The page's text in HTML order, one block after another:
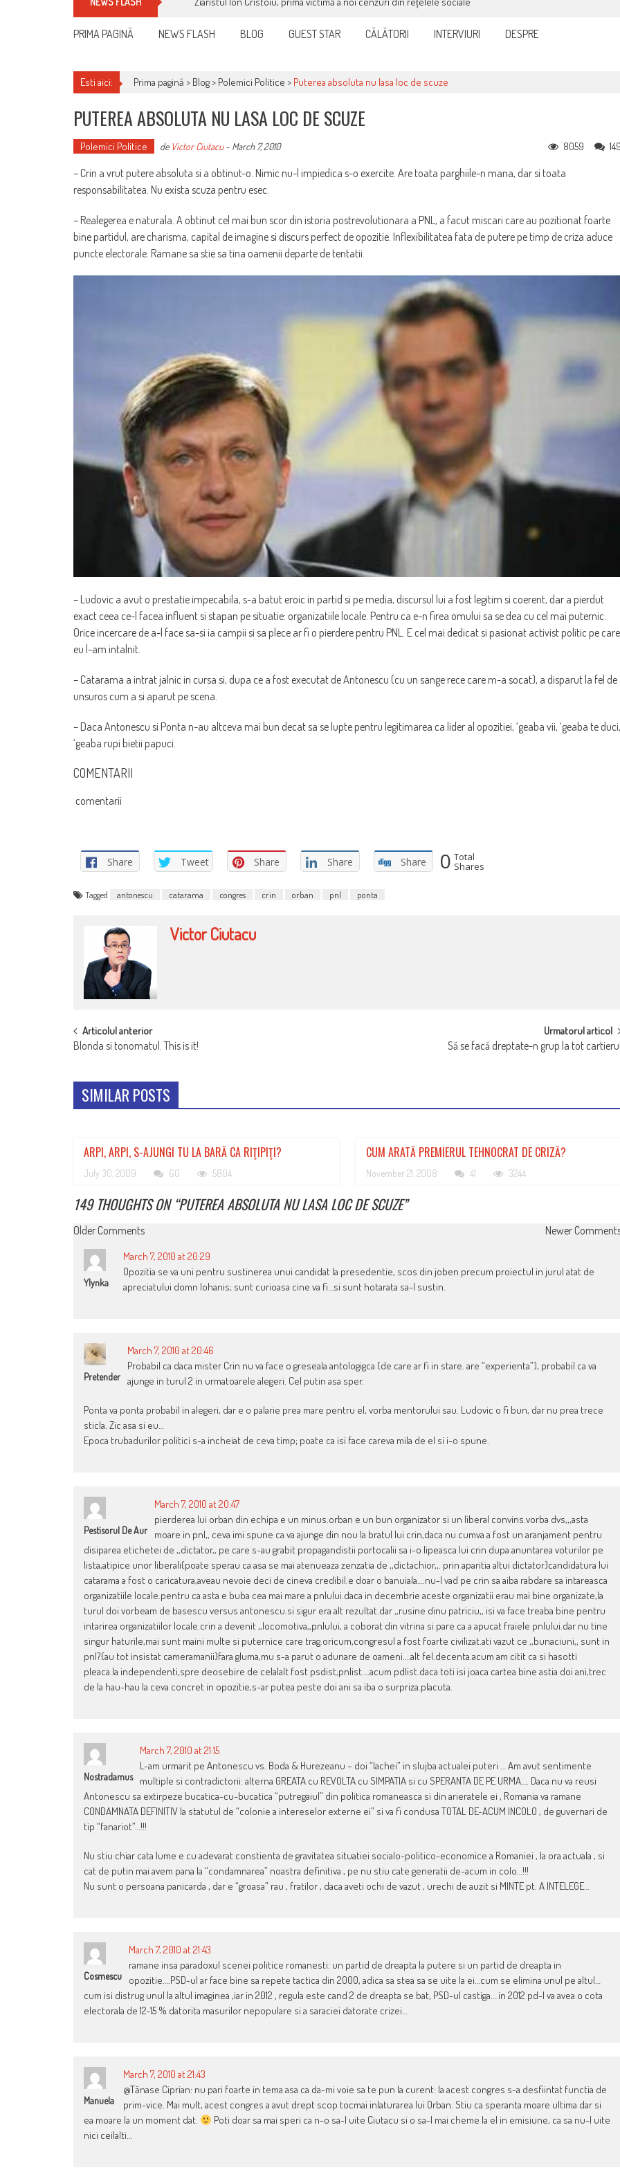
PRIMA PAGINĂ NEWS FLASH BLOG GUEST STAR CĂLĂTORII INTERVIURI DESPRE
Esti aici: Prima pagină > Blog> Polemici Politice > Puterea absoluta nu lasa loc de scuze
PUTEREA ABSOLUTA NU LASA LOC DE SCUZE
Polemici Politice de Victor Ciutacu- March 7, 2010 8059
– Crin a vrut putere absoluta si a obtinut-o. Nimic nu-l impiedica s-o exercite. Are toata parghiile-n mana, dar si toata
responsabilitatea. Nu exista scuza pentru esec.
– Realegerea e naturala. A obtinut cel mai bun scor din istoria postrevolutionara a PNL, a facut miscari care au pozitionat foarte
bine partidul, are charisma, capital de imagine si discurs perfect de opozitie. Inflexibilitatea fata de putere pe timp de criza aduce
puncte electorale. Ramane sa stie sa tina oamenii departe de tentatii.
– Ludovic a avut o prestatie impecabila, s-a batut eroic in partid si pe media, discursul lui a fost legitim si coerent, dar a pierdut
exact ceea ce-l facea influent si stapan pe situatie: organizatiile locale. Pentru ca e-n firea omului sa se dea cu cel mai puternic.
Orice incercare de a-l face sa-si ia campii si sa plece ar fi o pierdere pentru PNL. E cel mai dedicat si pasionat activist politic pe care
eu l-am intalnit.
– Catarama a intrat jalnic in cursa si, dupa ce a fost executat de Antonescu (cu un sange rece care m-a socat), a disparut la fel de
unsuros cum a si aparut pe scena.
– Daca Antonescu si Ponta n-au altceva mai bun decat sa se lupte pentru legitimarea ca lider al opozitiei, ‘geaba vii, ‘geaba te duci,
‘geaba rupi bietii papuci.
COMENTARII
comentarii
Share Tweet Share Share Share 0 Total
Shares
Tagged antonescu catarama congres crin orban pnl ponta
Victor Ciutacu
POST
NAVIGATION
Articolul anterior
Blonda si tonomatul. This is it!
Urmatorul articol
Să se facă dreptate-n grup la tot
SIMILAR POSTS
ARPI, ARPI, S-AJUNGI TU LA BARĂ CA RIŢIPIŢI?
July 30, 2009 60 5804
CUM ARATĂ PREMIERUL TEHNOCRAT DE CRIZĂ?
November 21, 2008 41 3244
149 THOUGHTS ON “PUTEREA ABSOLUTA NU LASA LOC DE SCUZE”
COMMENT
NAVIGATION
Older Comments Newer
Ylynka
March 7, 2010 at 20:29
Opozitia se va uni pentru sustinerea unui candidat la presedentie, scos din joben precum proiectul in jurul atat de
apreciatului domn Iohanis; sunt curioasa cine va fi…si sunt hotarata sa-l sustin.
Pretender
March 7, 2010 at 20:46
Probabil ca daca mister Crin nu va face o greseala antologigca (de care ar fi in stare. are “experienta”), probabil ca va
ajunge in turul 2 in urmatoarele alegeri. Cel putin asa sper.
Ponta va ponta probabil in alegeri, dar e o palarie prea mare pentru el, vorba mentorului sau. Ludovic o fi bun, dar nu prea trece
sticla. Zic asa si eu…
Epoca trubadurilor politici s-a incheiat de ceva timp; poate ca isi face careva mila de el si i-o spune.
Pestisorul De Aur
March 7, 2010 at 20:47
pierderea lui orban din echipa e un minus.orban e un bun organizator si un liberal convins.vorba dvs,,,asta
moare in pnl,, ceva imi spune ca va ajunge din nou la bratul lui crin,daca nu cumva a fost un aranjament pentru
disiparea etichetei de ,,dictator,, pe care s-au grabit propagandistii portocalii sa i-o lipeasca lui crin dupa anuntarea voturilor pe
lista,atipice unor liberali{poate sperau ca asa se mai atenueaza zenzatia de ,,dictachior,,. prin aparitia altui dictator}candidatura lui
catarama a fost o caricatura,aveau nevoie deci de cineva credibil.e doar o banuiala….nu-l vad pe crin sa aiba rabdare sa intareasca
organizatiile locale.pentru ca asta e buba cea mai mare a pnlului.daca in decembrie aceste organizatii erau mai bine organizate,la
turul doi vorbeam de basescu versus antonescu.si sigur era alt rezultat.dar ,,rusine dinu patriciu,, isi va face treaba bine pentru
intarirea organizatiilor locale.crin a devenit ,,locomotiva,,pnlului, a coborat din vitrina si pare ca a apucat fraiele pnlului.dar nu tine
singur haturile,mai sunt maini multe si puternice care trag.oricum,congresul a fost foarte civilizat.ati vazut ce ,,bunaciuni,, sunt in
pnl?{au tot insistat cameramanii}fara gluma,mu s-a parut o adunare de oameni….alt fel.decenta.acum am citit ca si hasotti
pleaca.la independenti,spre deosebire de celalalt fost psdist,pnlist….acum pdlist.daca toti isi joaca cartea bine astia doi ani,trec
de la hau-hau la ceva concret in opozitie,s-ar putea peste doi ani sa iba o surpriza.placuta.
Nostradamus
March 7, 2010 at 21:15
L-am urmarit pe Antonescu vs. Boda & Hurezeanu – doi “lachei” in slujba actualei puteri … Am avut sentimente
multiple si contradictorii: alterna GREATA cu REVOLTA cu SIMPATIA si cu SPERANTA DE PE URMA…. Daca nu va reusi
Antonescu sa extirpeze bucatica-cu-bucatica “putregaiul” din politica romaneasca si din arieratele ei , Romania va ramane
CONDAMNATA DEFINITIV la statutul de “colonie a intereselor externe ei” si va fi condusa TOTAL DE-ACUM INCOLO , de guvernari de
tip “fanariot”…!!!
Nu stiu chiar cata lume e cu adevarat constienta de gravitatea situatiei socialo-politico-economice a Romaniei , la ora actuala , si
cat de putin mai avem pana la “condamnarea” noastra definitiva , pe nu stiu cate generatii de-acum in colo…!!!
Nu sunt o persoana panicarda , dar e “groasa” rau , fratilor , daca aveti ochi de vazut , urechi de auzit si MINTE pt. A INTELEGE…
Cosmescu
March 7, 2010 at 21:43
ramane insa paradoxul scenei politice romanesti: un partid de dreapta la putere si un partid de dreapta in
opozitie….PSD-ul ar face bine sa repete tactica din 2000, adica sa stea sa se uite la ei…cum se elimina unul pe altul…
cum isi distrug unul la altul imaginea ,iar in 2012 , regula este cand 2 de dreapta se bat, PSD-ul castiga….in 2012 pd-l va avea o cota
electorala de 12-15 % datorita masurilor nepopulare si a saraciei datorate crizei…
Manuela
March 7, 2010 at 21:43
@Tănase Ciprian: nu pari foarte in tema asa ca da-mi voie sa te pun la curent: la acest congres s-a desfiintat functia de
prim-vice. Mai mult, acest congres a avut drept scop tocmai inlaturarea lui Orban. Stiu ca speranta moare ultima dar si
ea moare la un moment dat.
Poti doar sa mai speri ca n-o sa-l uite Ciutacu si o sa-l mai cheme la el in emisiune, ca sa nu-l uite
nici ceilalti…